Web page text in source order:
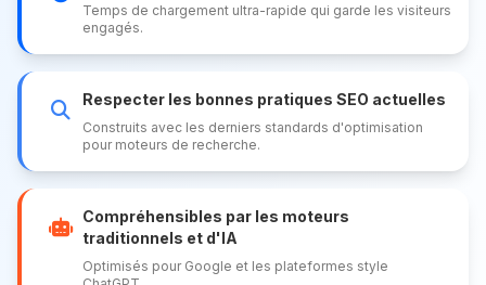
Temps de chargement ultra-rapide qui garde les visiteurs
engagés.
Respecter les bonnes pratiques SEO actuelles
Construits avec les derniers standards d'optimisation
pour moteurs de recherche.
Compréhensibles par les moteurs
traditionnels et d'IA
Optimisés pour Google et les plateformes style